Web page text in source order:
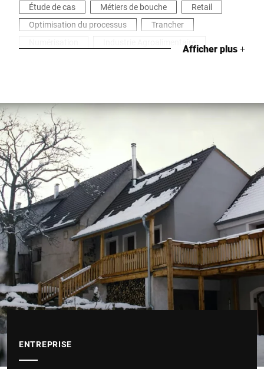
Étude de cas Métiers de bouche
Retail
Optimisation du processus
Trancher
Afficher plus+
ENTREPRISE